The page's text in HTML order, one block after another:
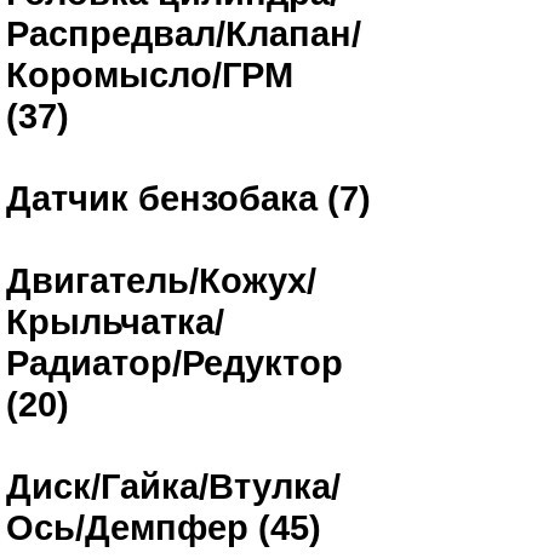
Распредвал/Клапан/
Коромысло/ГРМ
(37)
Датчик бензобака (7)
Двигатель/Кожух/
Крыльчатка/
Радиатор/Редуктор
(20)
Диск/Гайка/Втулка/
Ось/Демпфер (45)